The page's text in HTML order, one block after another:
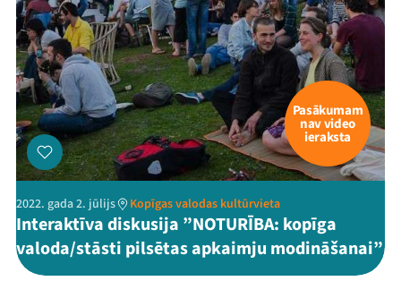
Pasākumam
nav video
ieraksta
2022. gada 2. jūlijs Kopīgas valodas kultūrvieta
Interaktīva diskusija ”NOTURĪBA: kopīga
valoda/stāsti pilsētas apkaimju modināšanai”